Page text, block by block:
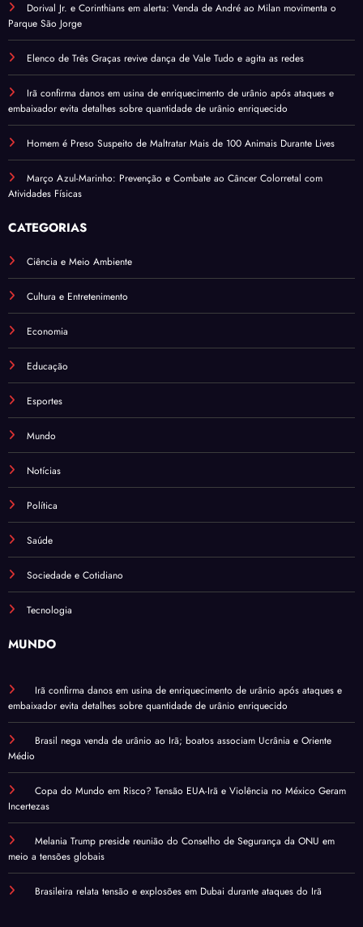
Dorival Jr. e Corinthians em alerta: Venda de André ao Milan movimenta o
Parque São Jorge
Elenco de Três Graças revive dança de Vale Tudo e agita as redes
Irã confirma danos em usina de enriquecimento de urânio após ataques e
embaixador evita detalhes sobre quantidade de urânio enriquecido
Homem é Preso Suspeito de Maltratar Mais de 100 Animais Durante Lives
Março Azul-Marinho: Prevenção e Combate ao Câncer Colorretal com
Atividades Físicas
CATEGORIAS
Ciência e Meio Ambiente
Cultura e Entretenimento
Economia
Educação
Esportes
Mundo
Notícias
Política
Saúde
Sociedade e Cotidiano
Tecnologia
MUNDO
Irã confirma danos em usina de enriquecimento de urânio após ataques e
embaixador evita detalhes sobre quantidade de urânio enriquecido
Brasil nega venda de urânio ao Irã; boatos associam Ucrânia e Oriente
Médio
Copa do Mundo em Risco? Tensão EUA-Irã e Violência no México Geram
Incertezas
Melania Trump preside reunião do Conselho de Segurança da ONU em
meio a tensões globais
Brasileira relata tensão e explosões em Dubai durante ataques do Irã